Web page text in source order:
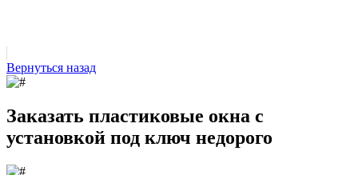
Вернуться назад
Заказать пластиковые окна с
установкой под ключ недорого